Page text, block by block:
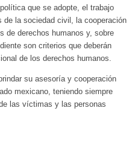
que se adopte, el trabajo
de la sociedad civil, la cooperación
de derechos humanos y, sobre
son criterios que deberán
de los derechos humanos.
su asesoría y cooperación
mexicano, teniendo siempre
las víctimas y las personas